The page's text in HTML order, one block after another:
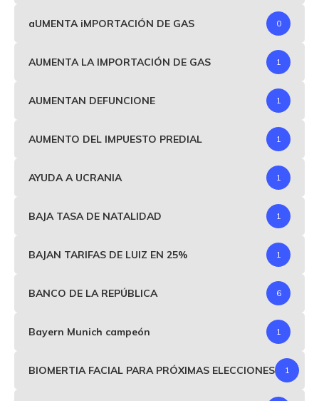
aUMENTA iMPORTACIÓN DE GAS 0
AUMENTA LA IMPORTACIÓN DE GAS 1
AUMENTAN DEFUNCIONE 1
AUMENTO DEL IMPUESTO PREDIAL 1
AYUDA A UCRANIA 1
BAJA TASA DE NATALIDAD 1
BAJAN TARIFAS DE LUIZ EN 25% 1
BANCO DE LA REPÚBLICA 6
Bayern Munich campeón 1
BIOMERTIA FACIAL PARA PRÓXIMAS ELECCIONES 1